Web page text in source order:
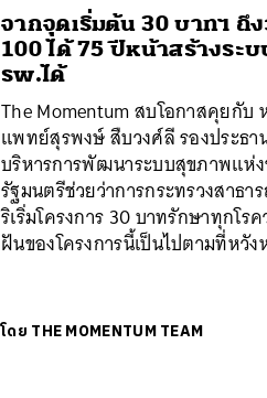
จากจุดเริ่มต้น 30 บาทฯ ถึ
100 ได้ 75 ปีหน้าสร้างระบ
รพ.ได้
The Momentum สบโอกาสคุยกับ
แพทย์สุรพงษ์ สืบวงศ์ลี รองประธ
บริหารการพัฒนาระบบสุขภาพแห่
รัฐมนตรีช่วยว่าการกระทรวงสาธ
ริเริ่มโครงการ 30 บาทรักษาทุกโร
ฝันของโครงการนี้เป็นไปตามที่หวัง
โดย THE MOMENTUM TEAM